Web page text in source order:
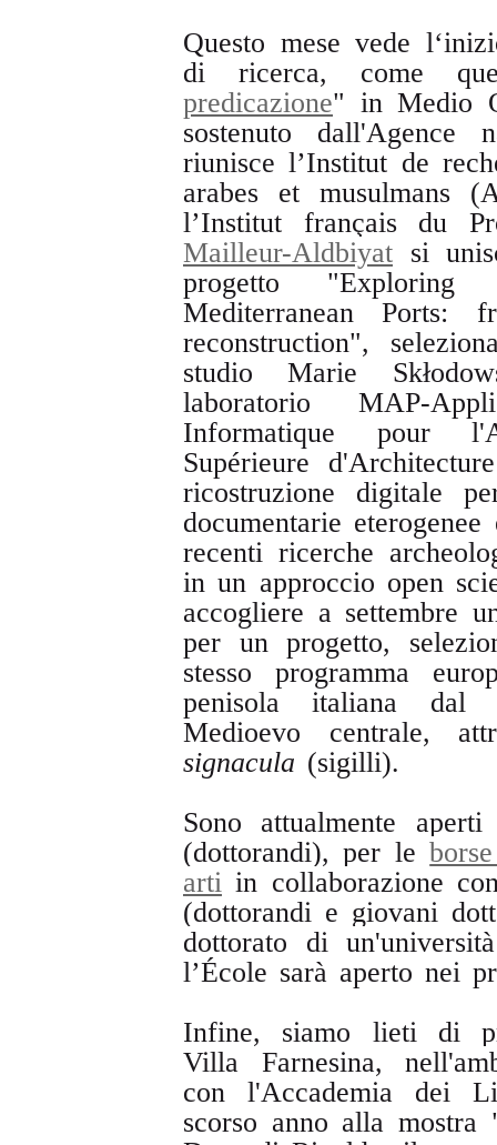
Questo mese vede
di ricerca, come
predicazione" in Medio
sostenuto dall'Agence
riunisce l’Institut de
arabes et musulmans
l’Institut français du
Mailleur-Aldbiyat si
progetto
Mediterranean Ports:
reconstruction",
studio Marie
laboratorio MAP-
Informatique pour
Supérieure
ricostruzione digitale
documentarie
recenti ricerche
in un approccio open
accogliere a settembre
per un progetto,
stesso programma
penisola italiana dal
Medioevo centrale,
signacula (sigilli).
Sono attualmente
(dottorandi), per le
arti in collaborazione
(dottorandi e giovani
dottorato di
l’École sarà aperto nei
Infine, siamo lieti di
Villa Farnesina,
con l'Accademia dei
scorso anno alla